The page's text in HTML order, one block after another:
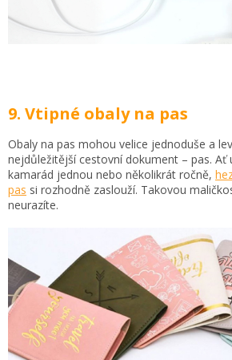
9. Vtipné obaly na pas
Obaly na pas mohou velice jednoduše a
nejdůležitější cestovní dokument – pas. Ať
kamarád jednou nebo několikrát ročně,
pas si rozhodně zaslouží. Takovou
neurazíte.